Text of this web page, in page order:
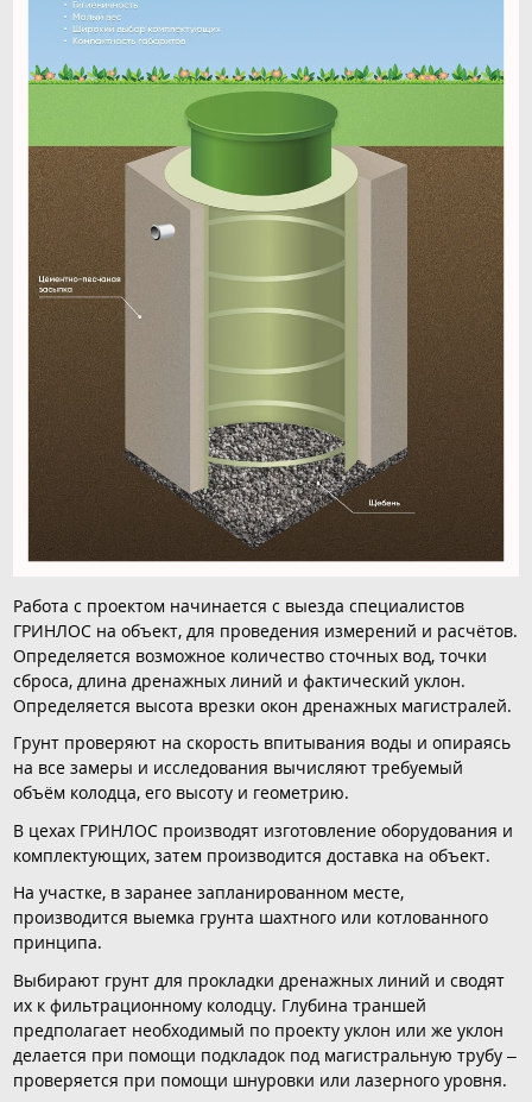
Работа с проектом начинается с выезда специалистов
ГРИНЛОС на объект, для проведения измерений и расчётов.
Определяется возможное количество сточных вод, точки
сброса, длина дренажных линий и фактический уклон.
Определяется высота врезки окон дренажных магистралей.
Грунт проверяют на скорость впитывания воды и опираясь
на все замеры и исследования вычисляют требуемый
объём колодца, его высоту и геометрию.
В цехах ГРИНЛОС производят изготовление оборудования и
комплектующих, затем производится доставка на объект.
На участке, в заранее запланированном месте,
производится выемка грунта шахтного или котлованного
принципа.
Выбирают грунт для прокладки дренажных линий и сводят
их к фильтрационному колодцу. Глубина траншей
предполагает необходимый по проекту уклон или же уклон
делается при помощи подкладок под магистральную трубу –
проверяется при помощи шнуровки или лазерного уровня.